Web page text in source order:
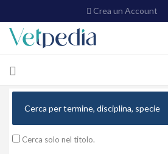
Crea un Account
Cerca solo nel titolo.